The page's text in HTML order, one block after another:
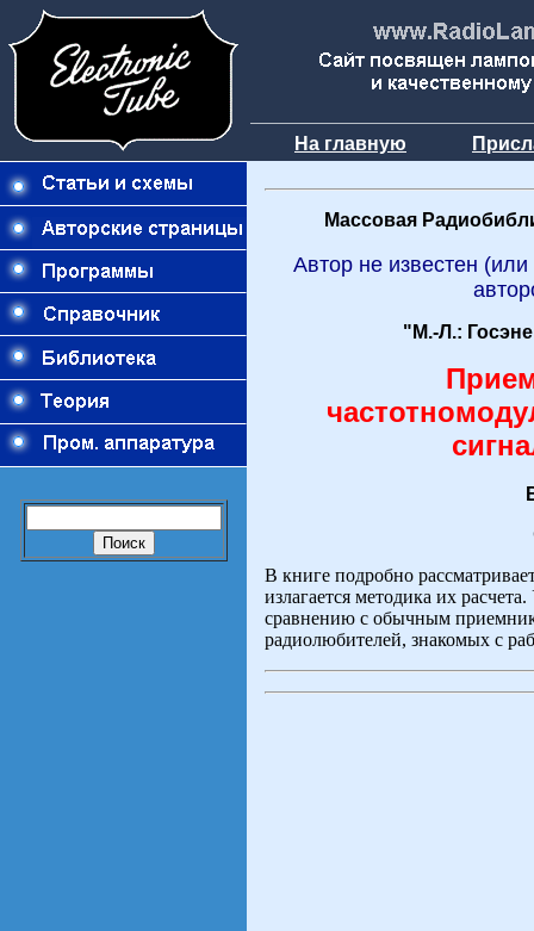
На главную
Массовая
Автор не известен
"М.-Л.:
В книге подробно
излагается методика их
сравнению с обычным
радиолюбителей, знакомых с